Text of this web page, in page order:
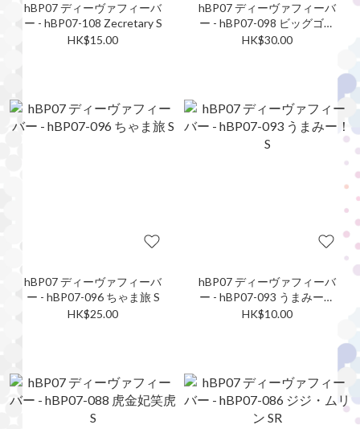
hBP07 ディーヴァフィーバ
ー - hBP07-108 Zecretary S
HK$15.00
hBP07 ディーヴァフィーバ
ー - hBP07-098 ビッグゴッ
ドミオーンの占い S
HK$30.00
hBP07 ディーヴァフィーバ
ー - hBP07-096 ちゃま旅 S
HK$25.00
hBP07 ディーヴァフィーバ
ー - hBP07-093 うまみー！
S
HK$10.00